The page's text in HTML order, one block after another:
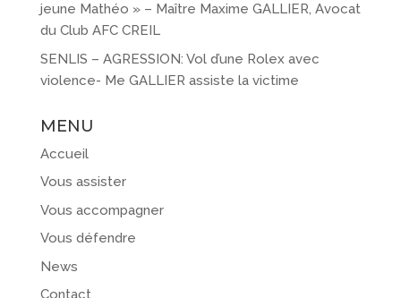
jeune Mathéo » – Maître Maxime GALLIER, Avocat
du Club AFC CREIL
SENLIS – AGRESSION: Vol d’une Rolex avec
violence- Me GALLIER assiste la victime
MENU
Accueil
Vous assister
Vous accompagner
Vous défendre
News
Contact